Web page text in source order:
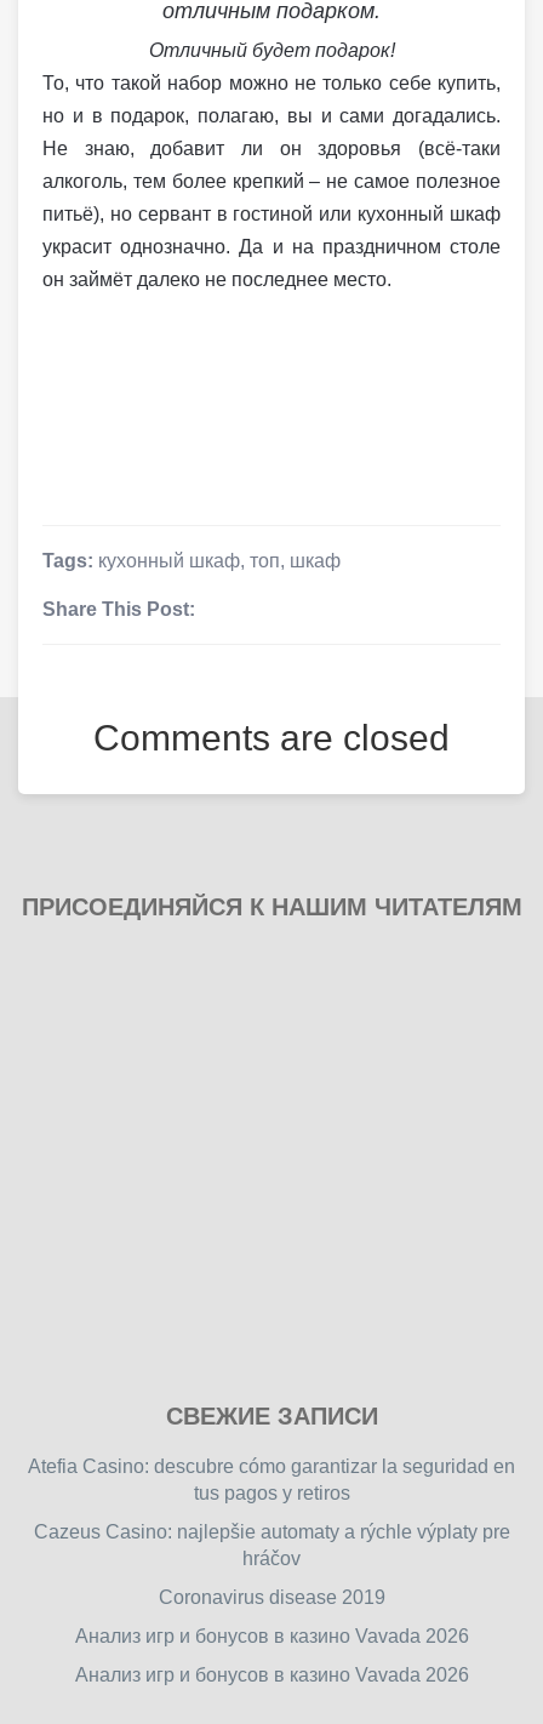
Отличный будет подарок!
То, что такой набор можно не только себе купить,
но и в подарок, полагаю, вы и сами догадались.
Не знаю, добавит ли он здоровья (всё-таки
алкоголь, тем более крепкий – не самое полезное
питьё), но сервант в гостиной или кухонный шкаф
украсит однозначно. Да и на праздничном столе
он займёт далеко не последнее место.
Tags: кухонный шкаф, топ, шкаф
Share This Post:
Comments are closed
ПРИСОЕДИНЯЙСЯ К НАШИМ ЧИТАТЕЛЯМ
free
games
games.
СВЕЖИЕ ЗАПИСИ
Atefia Casino: descubre cómo garantizar la seguridad en
tus pagos y retiros
Cazeus Casino: najlepšie automaty a rýchle výplaty pre
hráčov
Coronavirus disease 2019
Анализ игр и бонусов в казино Vavada 2026
Анализ игр и бонусов в казино Vavada 2026